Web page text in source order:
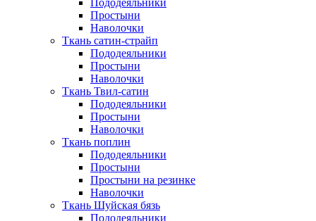
Пододеяльники
Простыни
Наволочки
Ткань сатин-страйп
Пододеяльники
Простыни
Наволочки
Ткань Твил-сатин
Пододеяльники
Простыни
Наволочки
Ткань поплин
Пододеяльники
Простыни
Простыни на резинке
Наволочки
Ткань Шуйская бязь
Пододеяльники